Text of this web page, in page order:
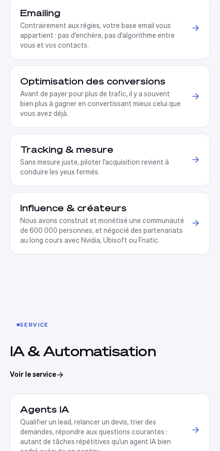
Emailing
Contrairement aux régies, votre base email vous
appartient : pas d'enchère, pas d'algorithme entre
vous et vos contacts
Optimisation des conversions
Avant de payer pour plus de trafic, il y a souvent
bien plus à gagner en convertissant mieux celui que
vous avez déjà
Tracking & mesure
Sans mesure juste, piloter l'acquisition revient à
conduire les yeux fermés
Influence & créateurs
Nous avons construit et monétisé une communauté
de 600 000 personnes, et négocié des partenariats
au long cours avec Nvidia, Ubisoft ou Fnatic
SERVICE
IA & Automatisation
Voir le service
Agents IA
Qualifier un lead, relancer un devis, trier des
demandes, répondre aux questions courantes :
autant de tâches répétitives qu'un agent IA bien